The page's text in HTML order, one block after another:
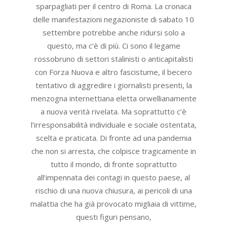
sparpagliati per il centro di Roma. La cronaca
delle manifestazioni negazioniste di sabato 10
settembre potrebbe anche ridursi solo a
questo, ma c’è di più. Ci sono il legame
rossobruno di settori stalinisti o anticapitalisti
con Forza Nuova e altro fascistume, il becero
tentativo di aggredire i giornalisti presenti, la
menzogna internettiana eletta orwellianamente
a nuova verità rivelata. Ma soprattutto c’è
l’irresponsabilità individuale e sociale ostentata,
scelta e praticata. Di fronte ad una pandemia
che non si arresta, che colpisce tragicamente in
tutto il mondo, di fronte soprattutto
all’impennata dei contagi in questo paese, al
rischio di una nuova chiusura, ai pericoli di una
malattia che ha già provocato migliaia di vittime,
questi figuri pensano,